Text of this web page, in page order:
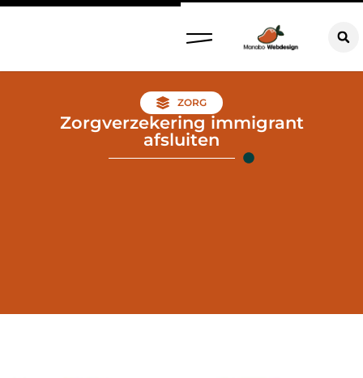
ZORG
Zorgverzekering immigrant
afsluiten